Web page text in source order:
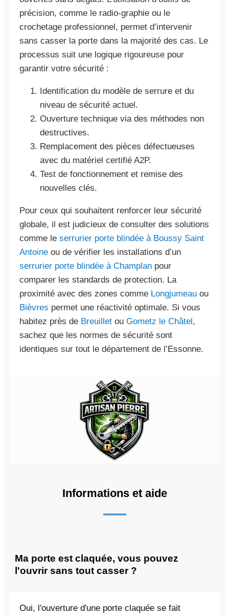
précision, comme le radio-graphie ou le
crochetage professionnel, permet d’intervenir
sans casser la porte dans la majorité des cas. Le
processus suit une logique rigoureuse pour
garantir votre sécurité :
Identification du modèle de serrure et du
niveau de sécurité actuel.
Ouverture technique via des méthodes non
destructives.
Remplacement des pièces défectueuses
avec du matériel certifié A2P.
Test de fonctionnement et remise des
nouvelles clés.
Pour ceux qui souhaitent renforcer leur sécurité
globale, il est judicieux de consulter des solutions
comme le serrurier porte blindée à Boussy Saint
Antoine ou de vérifier les installations d’un
serrurier porte blindée à Champlan pour
comparer les standards de protection. La
proximité avec des zones comme Longjumeau ou
Bièvres permet une réactivité optimale. Si vous
habitez près de Breuillet ou Gometz le Châtel,
sachez que les normes de sécurité sont
identiques sur tout le département de l’Essonne.
Informations et aide
Ma porte est claquée, vous pouvez
l'ouvrir sans tout casser ?
Oui, l'ouverture d'une porte claquée se fait